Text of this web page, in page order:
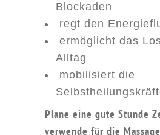
Blockaden
regt den
ermöglicht das
Alltag
mobilisiert die
Plane eine gute Stunde
verwende für die